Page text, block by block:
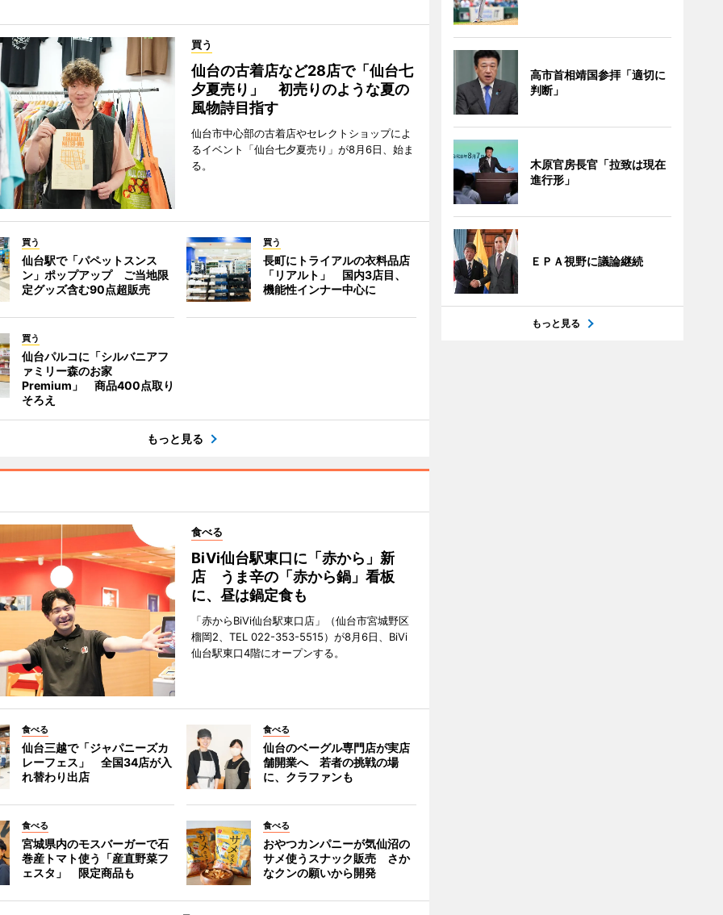
買う
仙台の古着店など28店で「仙台七
夕夏売り」 初売りのような夏の
風物詩目指す
仙台市中心部の古着店やセレクトショップによ
るイベント「仙台七夕夏売り」が8月6日、始ま
る。
買う
仙台駅で「パペットスンス
ン」ポップアップ ご当地限
定グッズ含む90点超販売
買う
長町にトライアルの衣料品店
「リアルト」 国内3店目、
機能性インナー中心に
買う
仙台パルコに「シルバニアフ
ァミリー森のお家
Premium」 商品400点取り
そろえ
もっと見る
食べる
BiVi仙台駅東口に「赤から」新
店 うま辛の「赤から鍋」看板
に、昼は鍋定食も
「赤からBiVi仙台駅東口店」（仙台市宮城野区
榴岡2、TEL 022-353-5515）が8月6日、BiVi
仙台駅東口4階にオープンする。
食べる
仙台三越で「ジャパニーズカ
レーフェス」 全国34店が入
れ替わり出店
食べる
仙台のベーグル専門店が実店
舗開業へ 若者の挑戦の場
に、クラファンも
食べる
宮城県内のモスバーガーで石
巻産トマト使う「産直野菜フ
ェスタ」 限定商品も
食べる
おやつカンパニーが気仙沼の
サメ使うスナック販売 さか
なクンの願いから開発
高市首相靖国参拝「適切に
判断」
木原官房長官「拉致は現在
進行形」
ＥＰＡ視野に議論継続
もっと見る